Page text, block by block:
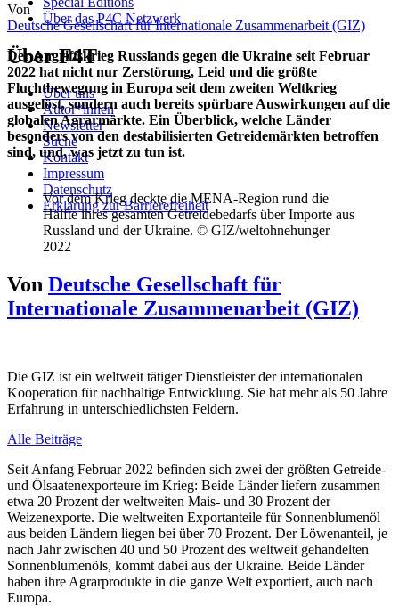
Über das P4C Netzwerk
Über F4T
Über uns
Autor*innen
Newsletter
Suche
Kontakt
Impressum
Datenschutz
Erklärung zur Barrierefreiheit
Von
Deutsche Gesellschaft für Internationale Zusammenarbeit (GIZ)
Der Angriffskrieg Russlands gegen die Ukraine seit Februar
2022 hat nicht nur Zerstörung, Leid und die größte
Fluchtbewegung in Europa seit dem zweiten Weltkrieg
ausgelöst, sondern auch bereits spürbare Auswirkungen auf die
globalen Agrarmärkte. Ein Überblick, welche Länder
besonders von den destabilisierten Getreidemärkten betroffen
sind, und, was jetzt zu tun ist.
Vor dem Krieg deckte die MENA-Region rund die
Hälfte ihres gesamten Getreidebedarfs über Importe aus
Russland und der Ukraine. © GIZ/weltohnehunger
2022
Von Deutsche Gesellschaft für
Internationale Zusammenarbeit (GIZ)
Die GIZ ist ein weltweit tätiger Dienstleister der internationalen
Kooperation für nachhaltige Entwicklung. Sie hat mehr als 50 Jahre
Erfahrung in unterschiedlichsten Feldern.
Alle Beiträge
Seit Anfang Februar 2022 befinden sich zwei der größten Getreide-
und Ölsaatenexporteure im Krieg: Beide Länder liefern zusammen
etwa 20 Prozent der weltweiten Mais- und 30 Prozent der
Weizenexporte. Die weltweiten Exportanteile für Sonnenblumenöl
aus beiden Ländern liegen bei über 70 Prozent. Der Löwenanteil, je
nach Jahr zwischen 40 und 50 Prozent des weltweit gehandelten
Sonnenblumenöls, kommt dabei aus der Ukraine. Beide Länder
haben ihre Agrarprodukte in die ganze Welt exportiert, auch nach
Europa.